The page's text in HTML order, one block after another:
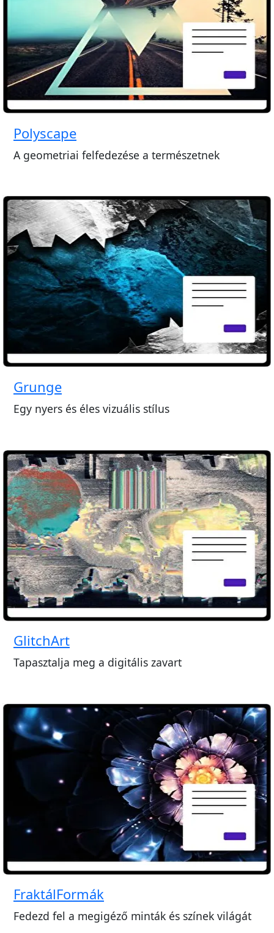
Polyscape
A geometriai felfedezése a természetnek
Grunge
Egy nyers és éles vizuális stílus
GlitchArt
Tapasztalja meg a digitális zavart
FraktálFormák
Fedezd fel a megigéző minták és színek világát